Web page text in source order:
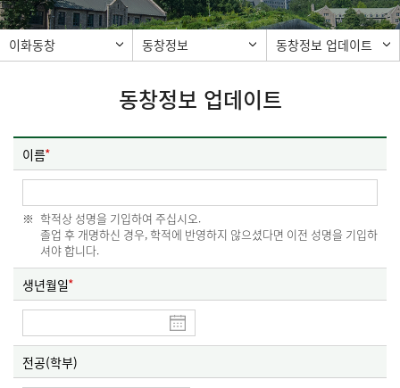
이화동창 동창정보 동창정보 업데이트
동창정보 업데이트
이름
학적상 성명을 기입하여 주십시오.
졸업 후 개명하신 경우, 학적에 반영하지 않으셨다면 이전 성명을 기입하
셔야 합니다.
생년월일
전공(학부)